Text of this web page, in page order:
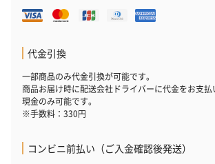
代金引換
一部商品のみ代金引換が可能です。
商品お届け時に配送会社ドライバーに代金をお支
現金のみ可能です。
※手数料：330円
コンビニ前払い（ご入金確認後発送）